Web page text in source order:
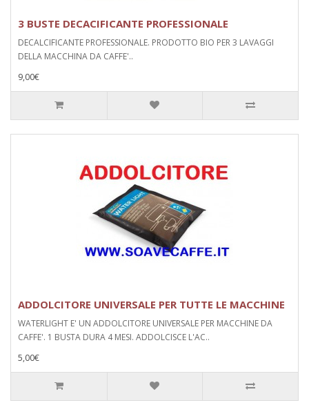
3 BUSTE DECACIFICANTE PROFESSIONALE
DECALCIFICANTE PROFESSIONALE. PRODOTTO BIO PER 3 LAVAGGI
DELLA MACCHINA DA CAFFE'..
9,00€
ADDOLCITORE UNIVERSALE PER TUTTE LE MACCHINE
WATERLIGHT E' UN ADDOLCITORE UNIVERSALE PER MACCHINE DA
CAFFE'. 1 BUSTA DURA 4 MESI. ADDOLCISCE L'AC..
5,00€